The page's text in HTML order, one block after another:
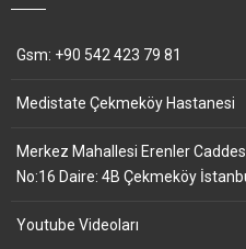
Gsm: +90 542 423 79 81
Medistate Çekmeköy Hastanesi
Merkez Mahallesi Erenler
No:16 Daire: 4B Çekmeköy
Youtube Videoları